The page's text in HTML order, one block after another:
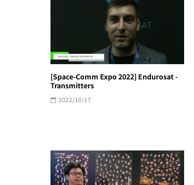
[Space-Comm Expo 2022] Endurosat -
Transmitters
2022/10/17